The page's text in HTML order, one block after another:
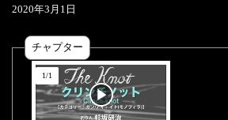
2020年3 月 1 日
チャプター
1/1